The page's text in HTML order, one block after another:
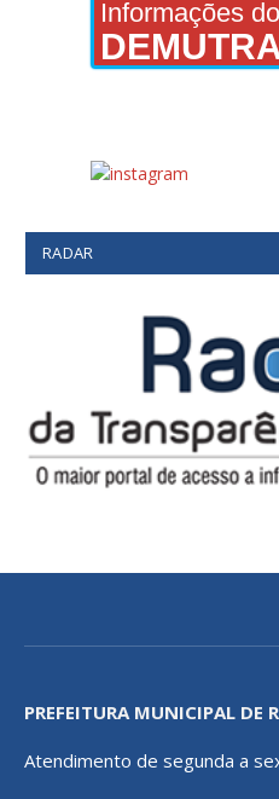
Informações do
RADAR
PREFEITURA MUNICIPAL DE
Atendimento de segunda a